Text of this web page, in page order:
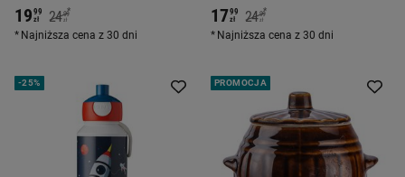
nierdzewna
1999
zł 24 99
zł
*
Najniższa cena z 30 dni
1799
zł 24 99
zł
*
Najniższa cena z 30 dni
-25% PROMOCJA